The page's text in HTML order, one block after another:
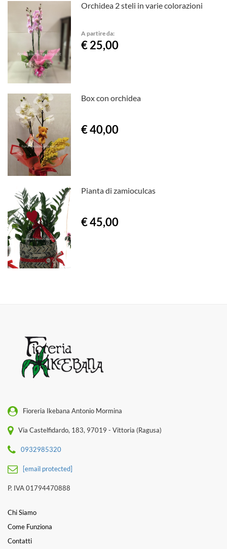
Orchidea 2 steli in varie colorazioni
A partire da:
€ 25,00
Box con orchidea
€ 40,00
Pianta di zamioculcas
€ 45,00
Fioreria Ikebana Antonio Mormina
Via Castelfidardo, 183, 97019 - Vittoria (Ragusa)
0932985320
[email protected]
P. IVA 01794470888
Chi Siamo
Come Funziona
Contatti